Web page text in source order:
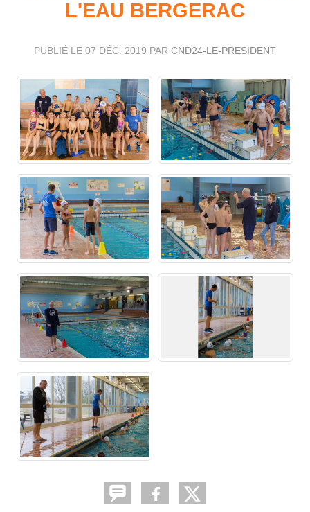
L'EAU BERGERAC
PUBLIÉ LE 07 DÉC. 2019 PAR CND24-LE-PRESIDENT